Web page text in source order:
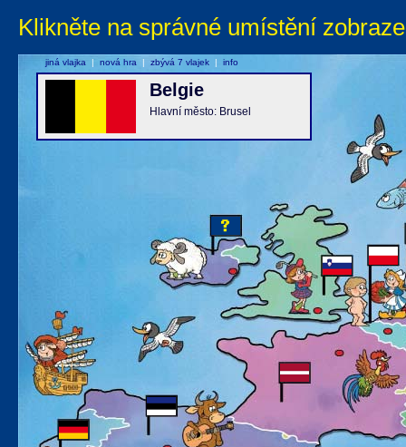
Klikněte na správné umístění
Belgie
Hlavní město: Brusel
jiná vlajka | nová hra | zbývá 7 vlajek | info